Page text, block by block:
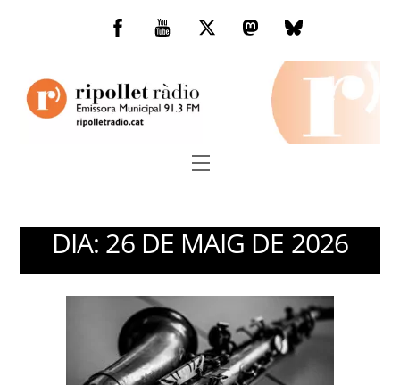
Facebook
You
TwitterMastodonBluesky
Menu
DIA: 26 DE MAIG DE 2026